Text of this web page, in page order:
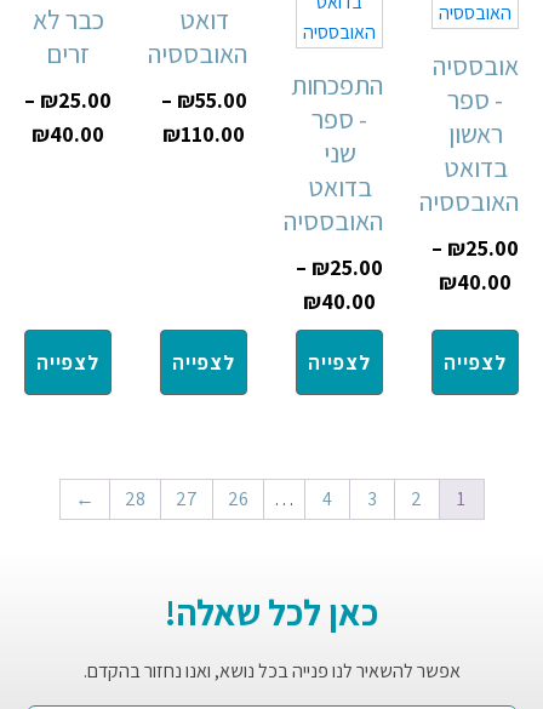
אובססיה
- ספר
ראשון
בדואט
האובססיה
₪25.00
–
₪40.00
לצפייה
התפכחות
- ספר
שני
בדואט
האובססיה
₪25.00
–
₪40.00
לצפייה
דואט
האובססיה
₪55.00
–
₪110.00
לצפייה
כבר לא
זרים
₪25.00
–
₪40.00
לצפייה
1
2
3
4
…
26
27
28
←
כאן לכל שאלה!
אפשר להשאיר לנו פנייה בכל נושא, ואנו נחזור בהקדם.